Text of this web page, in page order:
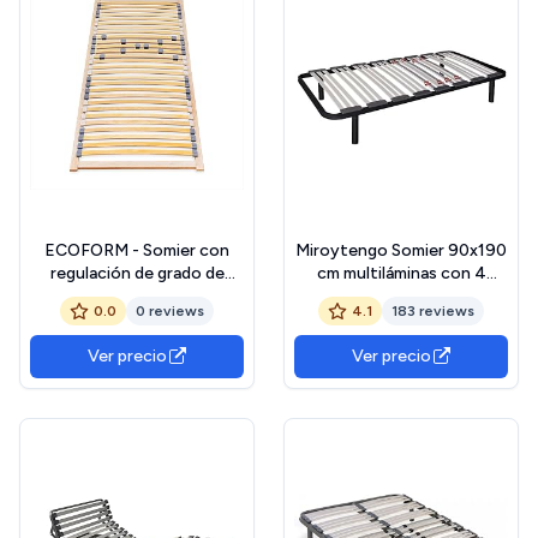
ECOFORM - Somier con
regulación de grado de
dureza 80 x 200, 90 x 200,
100 x 200 - del fabricante
(80 x 200 cm)
0.0 0 reviews
Ver precio
Miroytengo Somier 90x190
cm multiláminas con 4
Patas, con Reguladores
Lumbares, Firmeza
Adaptable, Tubo 40x30 mm
y Laminas de Haya Natural
4.1 183 reviews
Ver precio